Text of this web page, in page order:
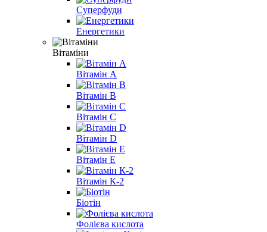
Суперфуди
Енергетики
Вітаміни
Вітамін A
Вітамін B
Вітамін С
Вітамін D
Вітамін E
Вітамін К-2
Біотін
Фолієва кислота